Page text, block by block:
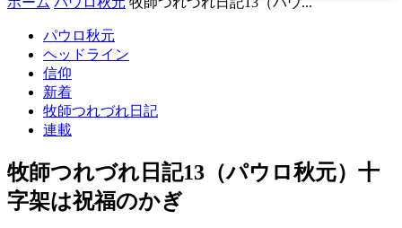
パウロ秋元
ヘッドライン
信仰
新着
牧師つれづれ日記
連載
牧師つれづれ日記13（パウロ秋元）十
字架は祝福のかぎ